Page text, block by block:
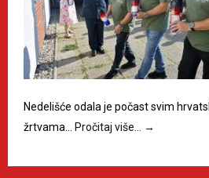
Nedelišće odala je počast svim
žrtvama… Pročitaj više… →